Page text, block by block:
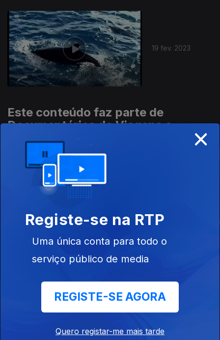
19 fev. 2023
792925
Este conteúdo faz parte de
Documentários de Viagens e
Lugares
Mediterrâneo
Instale a aplicaçãoRTP Play
×
Registe-se na RTP
Uma única conta para todo o
serviço público de media
REGISTE-SE AGORA
Quero registar-me mais tarde